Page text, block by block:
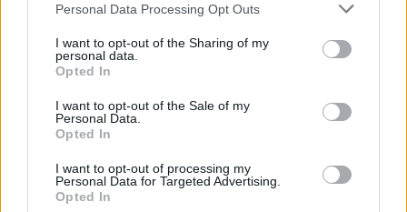
Personal Data Processing Opt Outs
I want to opt-out of the Sharing of my
personal data.
Opted In
I want to opt-out of the Sale of my
Personal Data.
Opted In
I want to opt-out of processing my
Personal Data for Targeted Advertising.
Opted In
tipo, tra congetture e fake news per screditare la
divisa. E attenzione: non parliamo dei soliti soloni,
leoni da tastiera senza nulla da fare. Di mezzo ci
di coccolare i “pacifici”.
Leggi anche: